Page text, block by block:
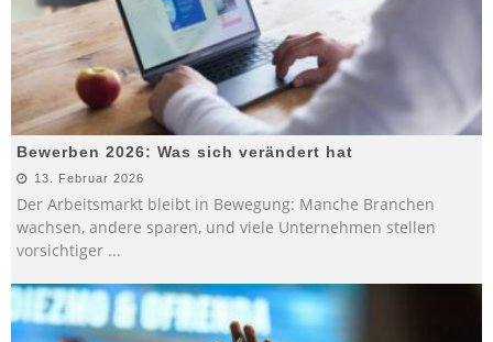
Bewerben 2026: Was sich verändert hat
13. Februar 2026
Der Arbeitsmarkt bleibt in Bewegung: Manche Branchen
wachsen, andere sparen, und viele Unternehmen stellen
vorsichtiger ...